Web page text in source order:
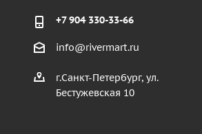
+7 904 330-33-66
info@rivermart.ru
г.Санкт-Петербург, ул.
Бестужевская 10